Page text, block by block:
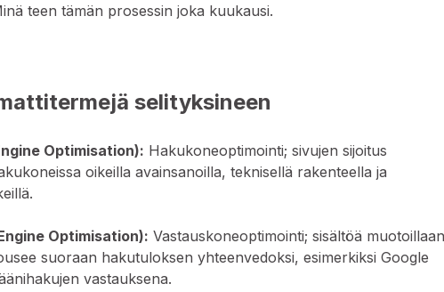
teen tämän prosessin joka kuukausi.
selityksineen
Optimisation): Hakukoneoptimointi; sivujen sijoitus
oikeilla avainsanoilla, teknisellä rakenteella ja
Optimisation): Vastauskoneoptimointi; sisältöä
suoraan hakutuloksen yhteenvedoksi, esimerkiksi Google
vastauksena.